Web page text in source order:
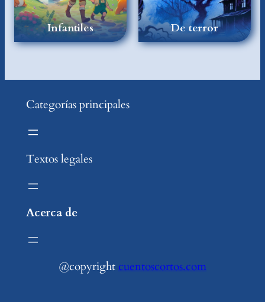
Infantiles De terror
Categorías principales
Textos legales
Acerca de
@copyrightcuentoscortos.com